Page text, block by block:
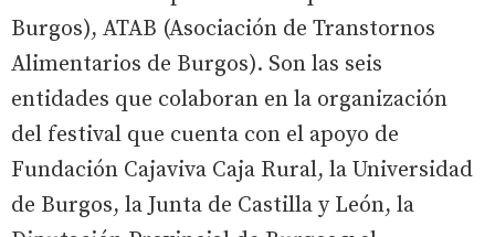
Burgos), ATAB (Asociación de Transtornos
Alimentarios de Burgos). Son las seis
entidades que colaboran en la organización
del festival que cuenta con el apoyo de
Fundación Cajaviva Caja Rural, la Universidad
de Burgos, la Junta de Castilla y León, la